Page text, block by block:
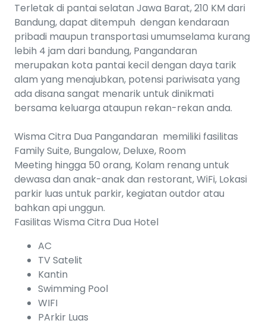
Terletak di pantai selatan Jawa Barat, 210 KM dari
Bandung, dapat ditempuh dengan kendaraan
pribadi maupun transportasi umumselama kurang
lebih 4 jam dari bandung, Pangandaran
merupakan kota pantai kecil dengan daya tarik
alam yang menajubkan, potensi pariwisata yang
ada disana sangat menarik untuk dinikmati
bersama keluarga ataupun rekan-rekan anda.
Wisma Citra Dua Pangandaran memiliki fasilitas
Family Suite, Bungalow, Deluxe, Room
Meeting hingga 50 orang, Kolam renang untuk
dewasa dan anak-anak dan restorant, WiFi, Lokasi
parkir luas untuk parkir, kegiatan outdor atau
bahkan api unggun.
Fasilitas Wisma Citra Dua Hotel
AC
TV Satelit
Kantin
Swimming Pool
WIFI
PArkir Luas